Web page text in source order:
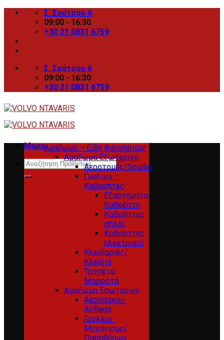
Skip
Σ. Σούτσου 6
09:00 - 16:30
+30 21 0831 6759
Σ. Σούτσου 6
09:00 - 16:30
+30 21 0831 6759
Menu
Search
for:
Αμάξωμα – Είδη Φανοποιίας
Αμαξωμα Εξωτερικο
Αεροτομές/Spoiler
Γυαλινα –
Καθρεπτες
Εξαρτήματα
Καθρέπτη
Καθρέπτες
απλοί
Καθρέπτες
ηλεκτρικοί
Κλειδαριές/
Κλειδιά
Τροπέτα
Μπροστά
Αμαξωμα Εσωτερικο
Αερόσακοι-
AirBags
Γρύλλοι-
Μηχανισμοί
Παραθύρων